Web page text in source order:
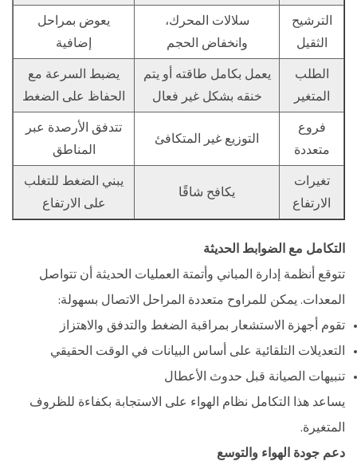
الترشيح
الثقيل
سلالات المحرك،
وانخفاض الحجم
يعوض بمراحل
إضافية
الطلب
المتغير
يعمل بكامل طاقته أو يتم
خنقه بشكل غير فعال
يضبط السرعة مع
الحفاظ على الضغط
فروع
متعددة
التوزيع غير المتكافئ
تتدفق الأرصدة عبر
المناطق
تغيرات
الارتفاع
يكافح شاقًا
يبني الضغط للتغلب
على الارتفاع
التكامل مع الضوابط الحديثة
تتوقع أنظمة إدارة المباني وأتمتة العمليات الحديثة أن تتواصل
المعدات. يمكن للمراوح متعددة المراحل الاتصال بسهولة:
تقوم أجهزة الاستشعار بمراقبة الضغط والتدفق والاهتزاز
التعديلات التلقائية على أساس البيانات في الوقت الحقيقي
تنبيهات الصيانة قبل حدوث الأعطال
يساعد هذا التكامل نظام الهواء على الاستجابة بكفاءة للظروف
المتغيرة.
دعم جودة الهواء والتوسع